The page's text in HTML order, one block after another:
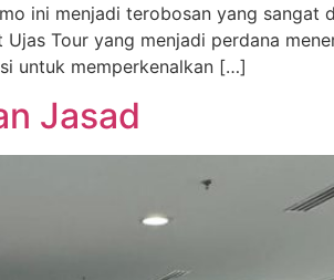
ini menjadi terobosan yang sangat
Tour yang menjadi perdana
untuk memperkenalkan […]
Jasad